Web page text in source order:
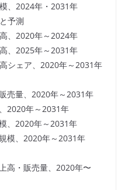
、2024年・2031年
予測
、2020年～2024年
、2025年～2031年
ェア、2020年～2031年
量、2020年～2031年
2020年～2031年
2020年～2031年
、2020年～2031年
・販売量、2020年〜